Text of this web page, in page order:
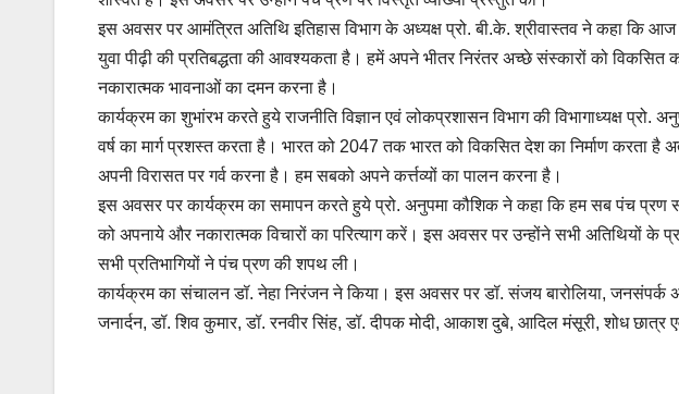
इस अवसर पर आमंत्रित अतिथि इतिहास विभाग के अध्यक्ष प्रो. बी.के. श्रीवास्तव ने कहा कि
युवा पीढ़ी की प्रतिबद्धता की आवश्यकता है। हमें अपने भीतर निरंतर अच्छे संस्कारों को
नकारात्मक भावनाओं का दमन करना है।
कार्यक्रम का शुभांरभ करते हुये राजनीति विज्ञान एवं लोकप्रशासन विभाग की विभागाध्यक्ष
वर्ष का मार्ग प्रशस्त करता है। भारत को 2047 तक भारत को विकसित देश का निर्माण करता है
अपनी विरासत पर गर्व करना है। हम सबको अपने कर्त्तव्यों का पालन करना है।
इस अवसर पर कार्यक्रम का समापन करते हुये प्रो. अनुपमा कौशिक ने कहा कि हम सब पंच
को अपनाये और नकारात्मक विचारों का परित्याग करें। इस अवसर पर उन्होंने सभी अतिथियों के
सभी प्रतिभागियों ने पंच प्रण की शपथ ली।
कार्यक्रम का संचालन डॉ. नेहा निरंजन ने किया। इस अवसर पर डॉ. संजय बारोलिया, जनसंपर्क
जनार्दन, डॉ. शिव कुमार, डॉ. रनवीर सिंह, डॉ. दीपक मोदी, आकाश दुबे, आदिल मंसूरी, शोध